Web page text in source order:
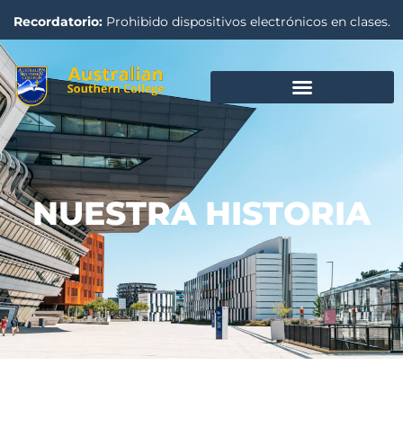
Recordatorio:Prohibido dispositivos electrónicos en clases.
NUESTRA HISTORIA